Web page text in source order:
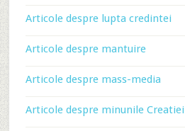
Articole despre lupta credintei
Articole despre mantuire
Articole despre mass-media
Articole despre minunile Creatiei